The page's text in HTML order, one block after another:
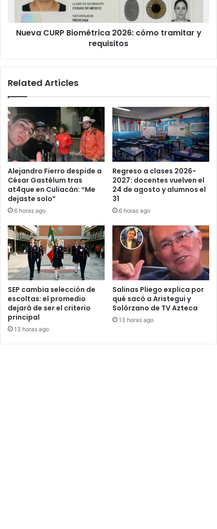
requisitos
Nueva CURP Biométrica 2026: cómo tramitar y
requisitos
Related Articles
Alejandro Fierro despide a
César Gastélum tras
at4que en Culiacán: “Me
dejaste solo”
6 horas ago
Regreso a clases 2026-
2027: docentes vuelven el
24 de agosto y alumnos el
31
6 horas ago
SEP cambia selección de
escoltas: el promedio
dejará de ser el criterio
principal
13 horas ago
Salinas Pliego explica por
qué sacó a Aristegui y
Solórzano de TV Azteca
13 horas ago